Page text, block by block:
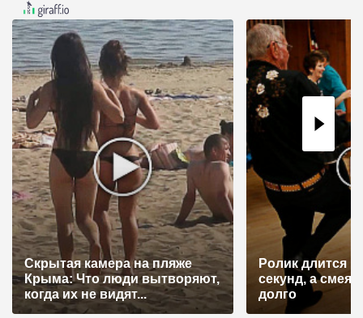
а
ц
и
я
п
о
з
а
п
и
с
я
Скрытая камера на пляже
Крыма: Что люди вытворяют,
когда их не видят...
Ролик длится
секунд, а
долго